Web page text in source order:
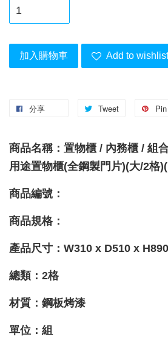
加入購物車 Add to wishlist
分享 Tweet
商品名稱：置物櫃 / 內務櫃 / 組
用途置物櫃(全鋼製門片)(大/2格
商品編號：
商品規格：
產品尺寸： W310 x D510 x H890
總類：2格
材質 ：鋼板烤漆
單位：組